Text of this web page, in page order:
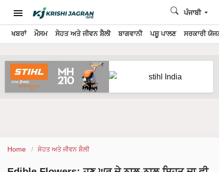
ਖਬਰਾਂ ਮੌਸਮ ਸੇਹਤ ਅਤੇ ਜੀਵਨ ਸ਼ੈਲੀ ਬਾਗਵਾਨੀ ਪਸ਼ੂ ਪਾਲਣ ਸਰਕਾਰੀ
ਪੰਜਾਬੀ
Home ਸੇਹਤ ਅਤੇ ਜੀਵਨ ਸ਼ੈਲੀ